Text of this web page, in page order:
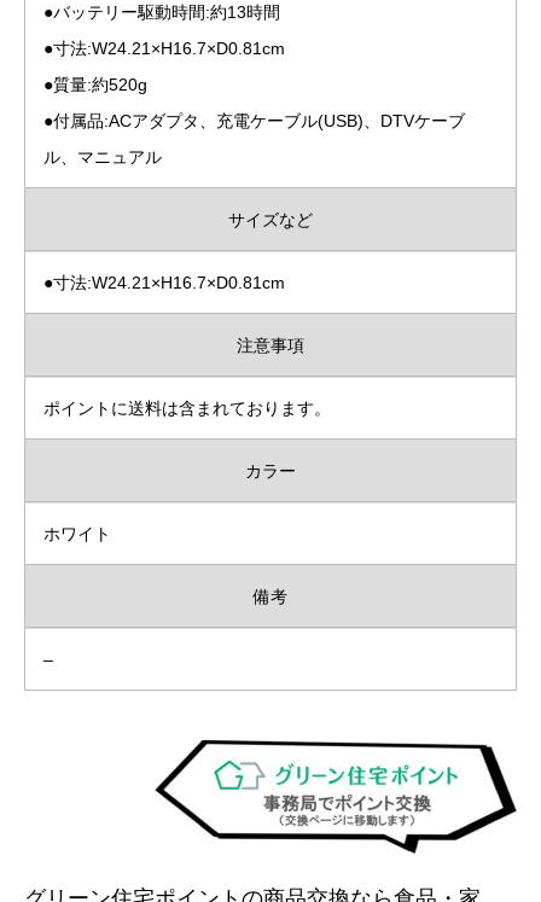
●バッテリー駆動時間:約13時間
●寸法:W24.21×H16.7×D0.81cm
●質量:約520g
●付属品:ACアダプタ、充電ケーブル(USB)、DTVケーブ
ル、マニュアル
サイズなど
●寸法:W24.21×H16.7×D0.81cm
注意事項
ポイントに送料は含まれております。
カラー
ホワイト
備考
–